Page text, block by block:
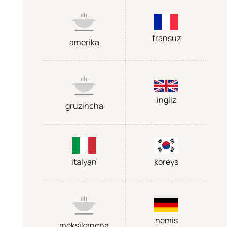
amerika fransuz
gruzincha
ingliz
italyan koreys
nemis